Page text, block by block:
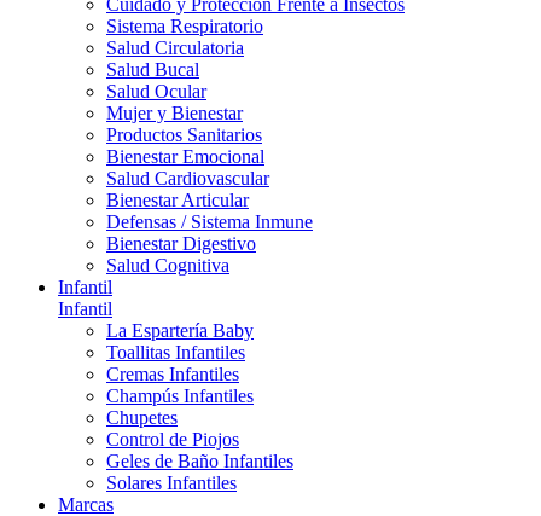
Sistema Respiratorio
Salud Circulatoria
Salud Bucal
Salud Ocular
Mujer y Bienestar
Productos Sanitarios
Bienestar Emocional
Salud Cardiovascular
Bienestar Articular
Defensas / Sistema Inmune
Bienestar Digestivo
Salud Cognitiva
Infantil
Infantil
La Espartería Baby
Toallitas Infantiles
Cremas Infantiles
Champús Infantiles
Chupetes
Control de Piojos
Geles de Baño Infantiles
Solares Infantiles
Marcas